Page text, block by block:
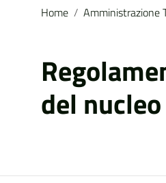
Home / Amministrazione
del